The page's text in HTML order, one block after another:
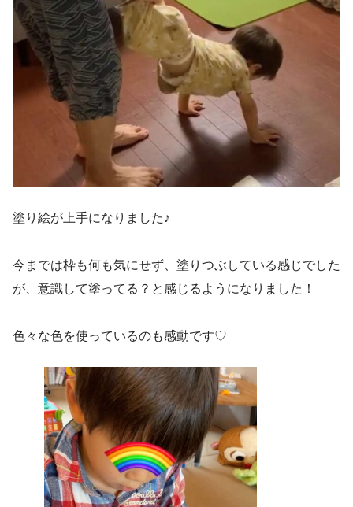
塗り絵が上手になりました♪
今までは枠も何も気にせず、塗りつぶしている感じでした
が、意識して塗ってる？と感じるようになりました！
色々な色を使っているのも感動です♡